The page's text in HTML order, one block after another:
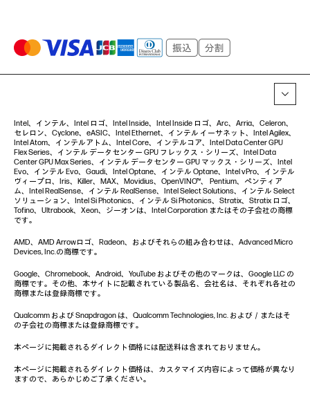
Intel、インテル、Intel ロゴ、Intel Inside、Intel Inside ロゴ、Arc、Arria、Celeron、
セレロン、Cyclone、eASIC、Intel Ethernet、インテル イーサネット、Intel Agilex、
Intel Atom、インテルアトム、Intel Core、インテルコア、Intel Data Center GPU
Flex Series、インテル データセンター GPU フレックス・シリーズ、Intel Data
Center GPU Max Series、インテル データセンター GPU マックス・シリーズ、Intel
Evo、インテル Evo、Gaudi、Intel Optane、インテル Optane、Intel vPro、インテル
ヴィープロ、Iris、Killer、MAX、Movidius、OpenVINO™、 Pentium、ペンティア
ム、Intel RealSense、インテル RealSense、Intel Select Solutions、インテル Select
ソリューション、Intel Si Photonics、インテル Si Photonics、Stratix、Stratix ロゴ、
Tofino、Ultrabook、Xeon、ジーオンは、Intel Corporation またはその子会社の商標
です。
AMD、AMD Arrowロゴ、Radeon、およびそれらの組み合わせは、Advanced Micro
Devices, Inc.の商標です。
Google、Chromebook、Android、YouTube およびその他のマークは、Google LLC の
商標です。その他、本サイトに記載されている製品名、会社名は、それぞれ各社の
商標または登録商標です。
Qualcomm および Snapdragon は、Qualcomm Technologies, Inc. および／またはそ
の子会社の商標または登録商標です。
本ページに掲載されるダイレクト価格には配送料は含まれておりません。
本ページに掲載されるダイレクト価格は、カスタマイズ内容によって価格が異なり
ますので、あらかじめご了承ください。